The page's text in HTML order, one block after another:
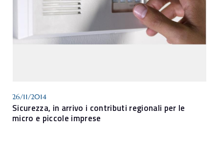
26/11/2014
Sicurezza, in arrivo i contributi regionali per le
micro e piccole imprese